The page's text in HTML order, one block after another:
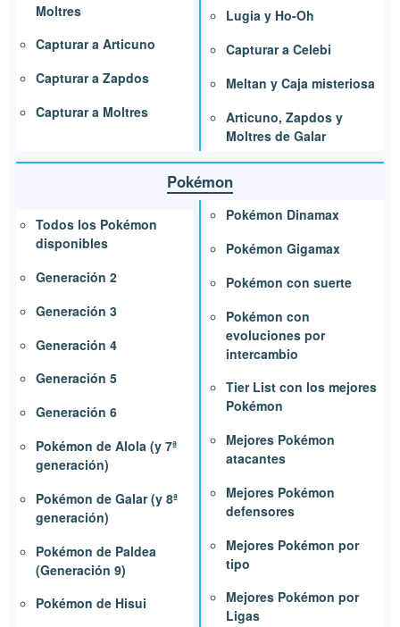
Moltres
Capturar a Articuno
Capturar a Zapdos
Capturar a Moltres
Lugia y Ho-Oh
Capturar a Celebi
Meltan y Caja misteriosa
Articuno, Zapdos y
Moltres de Galar
Pokémon
Todos los Pokémon
disponibles
Generación 2
Generación 3
Generación 4
Generación 5
Generación 6
Pokémon de Alola (y 7ª
generación)
Pokémon de Galar (y 8ª
generación)
Pokémon de Paldea
(Generación 9)
Pokémon de Hisui
Pokémon Dinamax
Pokémon Gigamax
Pokémon con suerte
Pokémon con
evoluciones por
intercambio
Tier List con los mejores
Pokémon
Mejores Pokémon
atacantes
Mejores Pokémon
defensores
Mejores Pokémon por
tipo
Mejores Pokémon por
Ligas